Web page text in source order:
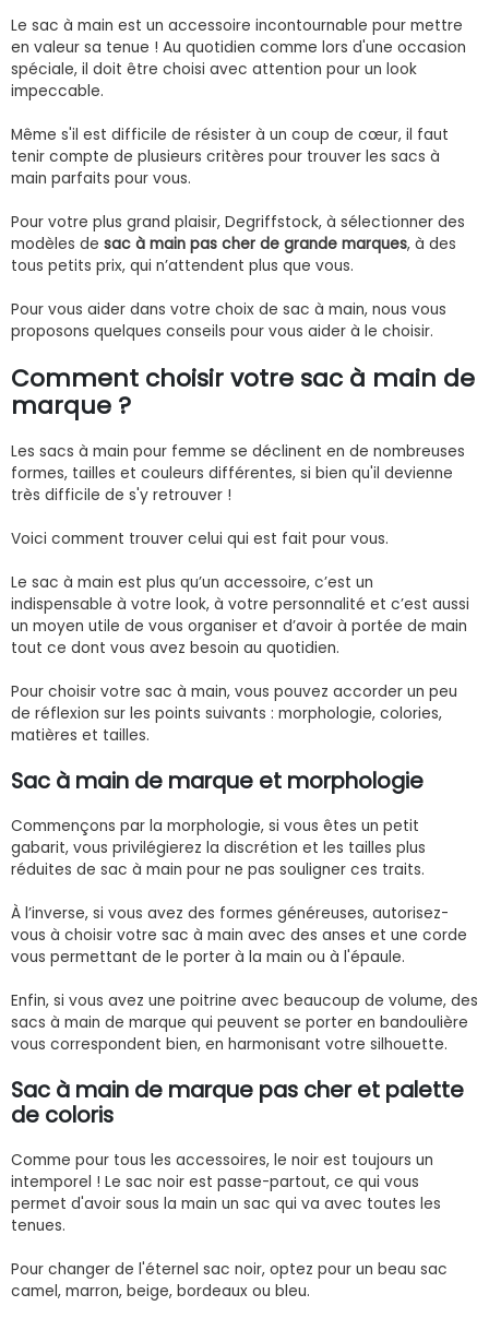
Le sac à main est un accessoire incontournable pour mettre
en valeur sa tenue ! Au quotidien comme lors d'une occasion
spéciale, il doit être choisi avec attention pour un look
impeccable.
Même s'il est difficile de résister à un coup de cœur, il faut
tenir compte de plusieurs critères pour trouver les sacs à
main parfaits pour vous.
Pour votre plus grand plaisir, Degriffstock, à sélectionner des
modèles de sac à main pas cher de grande marques, à des
tous petits prix, qui n’attendent plus que vous.
Pour vous aider dans votre choix de sac à main, nous vous
proposons quelques conseils pour vous aider à le choisir.
Comment choisir votre sac à main de
marque ?
Les sacs à main pour femme se déclinent en de nombreuses
formes, tailles et couleurs différentes, si bien qu'il devienne
très difficile de s'y retrouver !
Voici comment trouver celui qui est fait pour vous.
Le sac à main est plus qu’un accessoire, c’est un
indispensable à votre look, à votre personnalité et c’est aussi
un moyen utile de vous organiser et d’avoir à portée de main
tout ce dont vous avez besoin au quotidien.
Pour choisir votre sac à main, vous pouvez accorder un peu
de réflexion sur les points suivants : morphologie, colories,
matières et tailles.
Sac à main de marque et morphologie
Commençons par la morphologie, si vous êtes un petit
gabarit, vous privilégierez la discrétion et les tailles plus
réduites de sac à main pour ne pas souligner ces traits.
À l’inverse, si vous avez des formes généreuses, autorisez-
vous à choisir votre sac à main avec des anses et une corde
vous permettant de le porter à la main ou à l'épaule.
Enfin, si vous avez une poitrine avec beaucoup de volume, des
sacs à main de marque qui peuvent se porter en bandoulière
vous correspondent bien, en harmonisant votre silhouette.
Sac à main de marque pas cher et palette
de coloris
Comme pour tous les accessoires, le noir est toujours un
intemporel ! Le sac noir est passe-partout, ce qui vous
permet d'avoir sous la main un sac qui va avec toutes les
tenues.
Pour changer de l'éternel sac noir, optez pour un beau sac
camel, marron, beige, bordeaux ou bleu.